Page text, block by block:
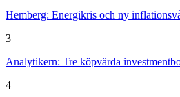
Hemberg: Energikris och ny
3
Analytikern: Tre köpvärda
4